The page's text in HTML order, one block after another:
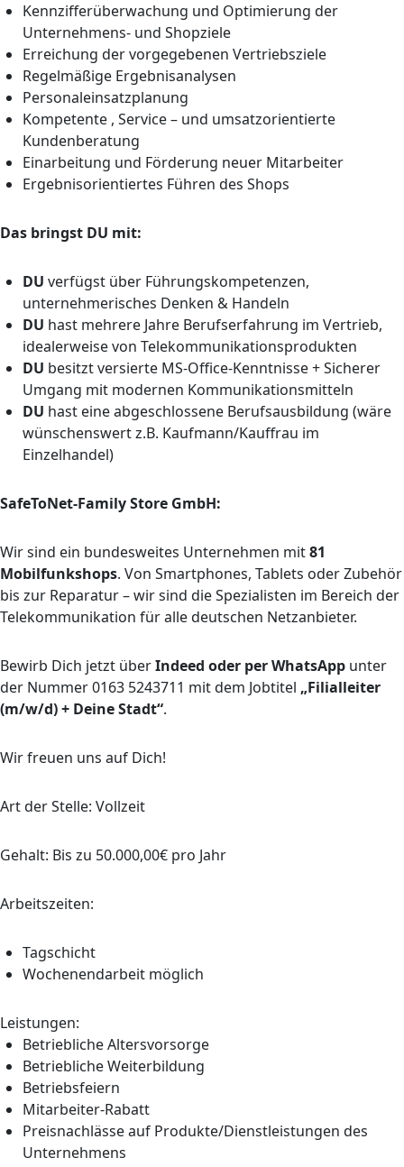
Kennzifferüberwachung und Optimierung der
Unternehmens- und Shopziele
Erreichung der vorgegebenen Vertriebsziele
Regelmäßige Ergebnisanalysen
Personaleinsatzplanung
Kompetente , Service – und umsatzorientierte
Kundenberatung
Einarbeitung und Förderung neuer Mitarbeiter
Ergebnisorientiertes Führen des Shops
Das bringst DU mit:
DU verfügst über Führungskompetenzen,
unternehmerisches Denken & Handeln
DU hast mehrere Jahre Berufserfahrung im Vertrieb,
idealerweise von Telekommunikationsprodukten
DU besitzt versierte MS-Office-Kenntnisse + Sicherer
Umgang mit modernen Kommunikationsmitteln
DU hast eine abgeschlossene Berufsausbildung (wäre
wünschenswert z.B. Kaufmann/Kauffrau im
Einzelhandel)
SafeToNet-Family Store GmbH:
Wir sind ein bundesweites Unternehmen mit81
Mobilfunkshops. Von Smartphones, Tablets oder Zubehör
bis zur Reparatur – wir sind die Spezialisten im Bereich der
Telekommunikation für alle deutschen Netzanbieter.
Bewirb Dich jetzt überIndeed oder per WhatsApp unter
der Nummer 0163 5243711 mit dem Jobtitel „Filialleiter
(m/w/d) + Deine Stadt“.
Wir freuen uns auf Dich!
Art der Stelle: Vollzeit
Gehalt: Bis zu 50.000,00€ pro Jahr
Arbeitszeiten:
Tagschicht
Wochenendarbeit möglich
Leistungen:
Betriebliche Altersvorsorge
Betriebliche Weiterbildung
Betriebsfeiern
Mitarbeiter-Rabatt
Preisnachlässe auf Produkte/Dienstleistungen des
Unternehmens